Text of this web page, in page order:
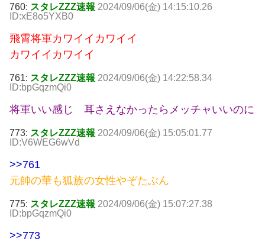
760: スタレZZZ速報 2024/09/06(金) 14:15:10.26
ID:xE8o5YXB0
飛霄将軍カワイイカワイイ
カワイイカワイイ
761: スタレZZZ速報 2024/09/06(金) 14:22:58.34
ID:bpGqzmQi0
将軍いい感じ 耳さえなかったらメッチャいいのに
773: スタレZZZ速報 2024/09/06(金) 15:05:01.77
ID:V6WEG6wVd
>>761
元帥の華も狐族の女性やぞたぶん
775: スタレZZZ速報 2024/09/06(金) 15:07:27.38
ID:bpGqzmQi0
>>773